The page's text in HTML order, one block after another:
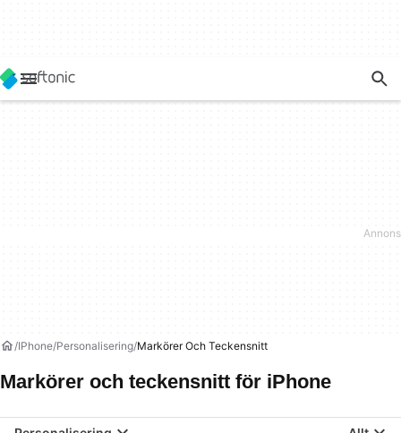
IPhone Personalisering Markörer Och Teckensnitt
Markörer och teckensnitt för iPhone